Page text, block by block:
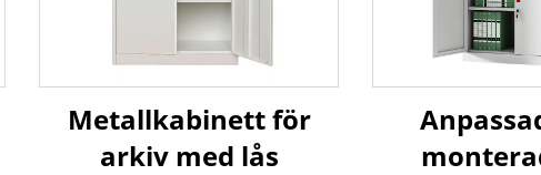
Metallkabinett för
arkiv med lås